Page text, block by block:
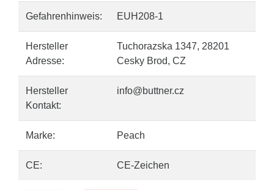
Gefahrenhinweis: EUH208-1
Hersteller
Adresse:
Tuchorazska 1347, 28201
Cesky Brod, CZ
Hersteller
Kontakt:
info@buttner.cz
Marke: Peach
CE: CE-Zeichen